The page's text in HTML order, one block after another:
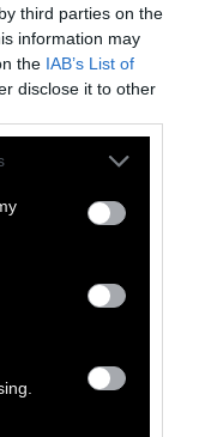
third parties on the
information may
the IAB’s List of
disclose it to other
σαν εκείνον
για να
όλα τα
να